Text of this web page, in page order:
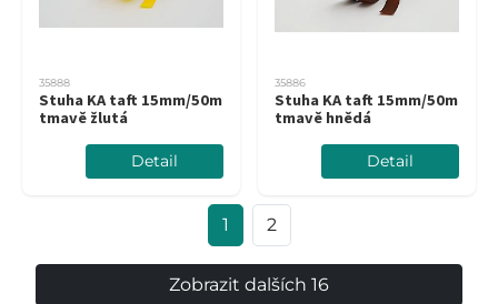
35888
Stuha KA taft 15mm/50m
tmavě žlutá
Detail
35886
Stuha KA taft 15mm/50m
tmavě hnědá
Detail
1 2
Zobrazit dalších 16